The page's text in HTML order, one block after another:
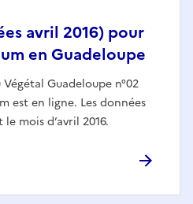
avril 2016) pour
en Guadeloupe
Guadeloupe n°02
est en ligne. Les données
mois d’avril 2016.